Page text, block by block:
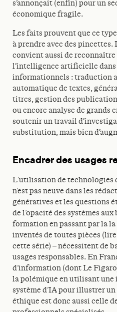
s’annonçait (enfin) pour un
économique fragile.
Les faits prouvent que ce
à prendre avec des pincettes.
convient aussi de
l’intelligence artificielle dans
informationnels : traduction
automatique de textes,
titres, gestion des
ou encore analyse de grands
soutenir un travail
substitution, mais bien
Encadrer des usages
L’utilisation de
n’est pas neuve dans les
génératives et les questions
de l’opacité des systèmes
formation en passant par la
inventés de toutes pièces
cette série) – nécessitent de
usages responsables. En
d’information (dont Le
la polémique en utilisant une
système d’IA pour illustrer
éthique est donc aussi celle